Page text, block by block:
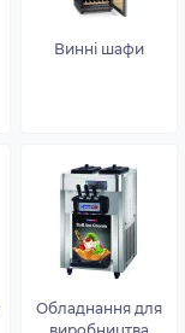
Винні шафи
Обладнання для